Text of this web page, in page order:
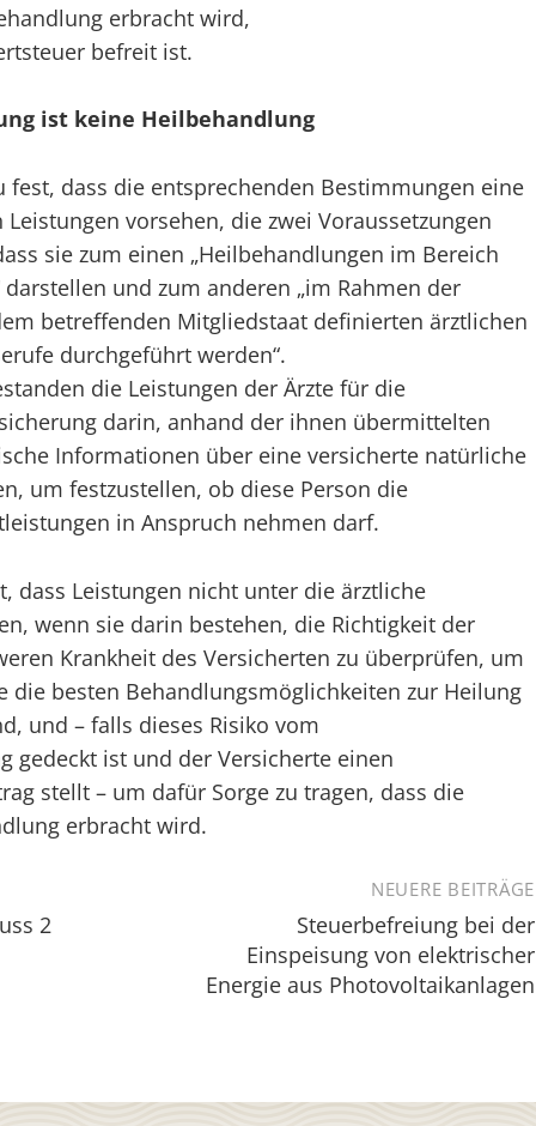
erbracht wird,
befreit ist.
ist keine Heilbehandlung
fest, dass die entsprechenden Bestimmungen eine
vorsehen, die zwei Voraussetzungen
sie zum einen „Heilbehandlungen im Bereich
und zum anderen „im Rahmen der
betreffenden Mitgliedstaat definierten ärztlichen
durchgeführt werden“.
die Leistungen der Ärzte für die
darin, anhand der ihnen übermittelten
Informationen über eine versicherte natürliche
um festzustellen, ob diese Person die
in Anspruch nehmen darf.
dass Leistungen nicht unter die ärztliche
wenn sie darin bestehen, die Richtigkeit der
Krankheit des Versicherten zu überprüfen, um
die besten Behandlungsmöglichkeiten zur Heilung
und – falls dieses Risiko vom
gedeckt ist und der Versicherte einen
stellt – um dafür Sorge zu tragen, dass die
erbracht wird.
2
NEUERE BEITRÄGE
Steuerbefreiung bei der
Einspeisung von elektrischer
Energie aus Photovoltaikanlagen